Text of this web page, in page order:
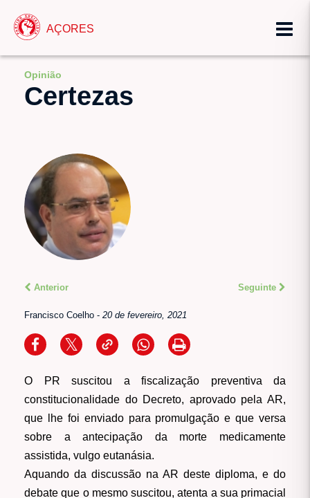
AÇORES
Opinião
Certezas
Anterior Seguinte
Francisco Coelho - 20 de fevereiro, 2021
O PR suscitou a fiscalização preventiva da
constitucionalidade do Decreto, aprovado pela AR,
que lhe foi enviado para promulgação e que versa
sobre a antecipação da morte medicamente
assistida, vulgo eutanásia.
Aquando da discussão na AR deste diploma, e do
debate que o mesmo suscitou, atenta a sua primacial